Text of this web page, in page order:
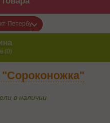
Петербург
(0)
в наличии